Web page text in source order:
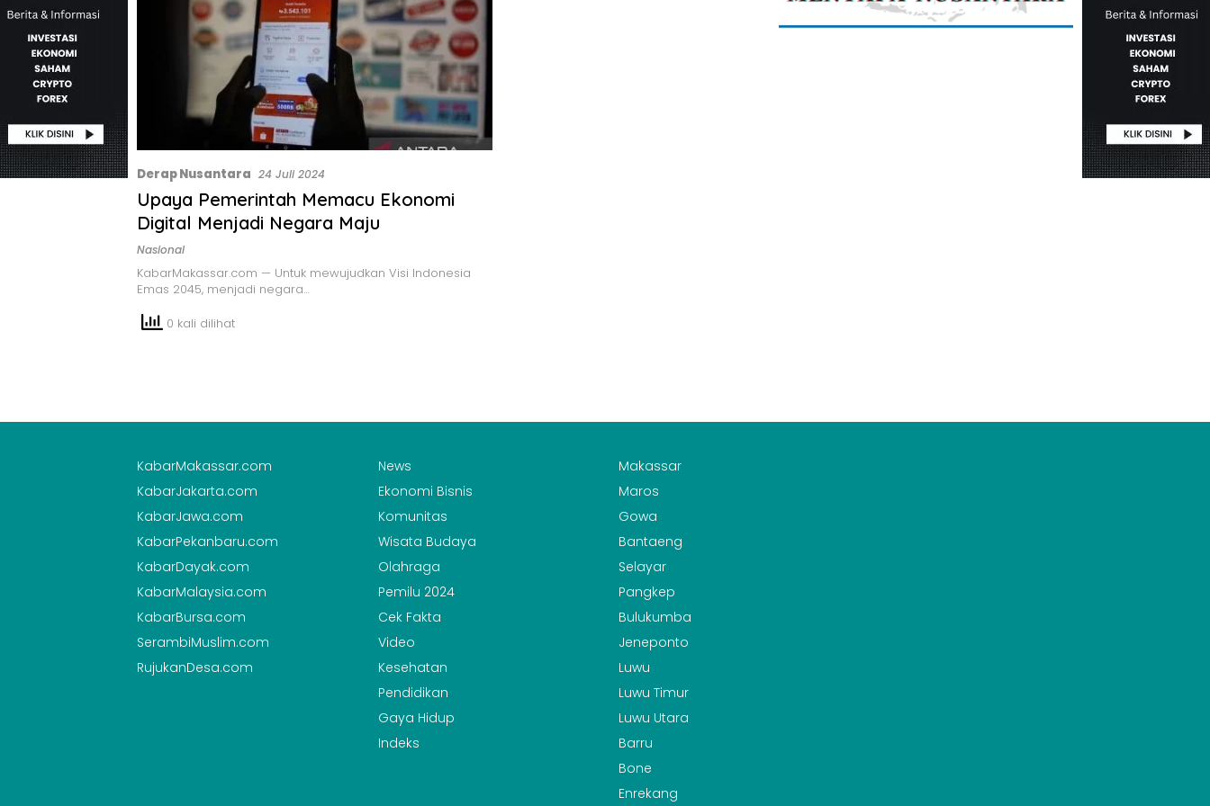
Derap Nusantara 24 Juli 2024
Upaya Pemerintah Memacu Ekonomi
Digital Menjadi Negara Maju
Nasional
KabarMakassar.com — Untuk mewujudkan Visi Indonesia
Emas 2045, menjadi negara…
0 kali dilihat
KabarMakassar.com
KabarJakarta.com
KabarJawa.com
KabarPekanbaru.com
KabarDayak.com
KabarMalaysia.com
KabarBursa.com
SerambiMuslim.com
RujukanDesa.com
News
Ekonomi Bisnis
Komunitas
Wisata Budaya
Olahraga
Pemilu 2024
Cek Fakta
Video
Kesehatan
Pendidikan
Gaya Hidup
Indeks
Makassar
Maros
Gowa
Bantaeng
Selayar
Pangkep
Bulukumba
Jeneponto
Luwu
Luwu Timur
Luwu Utara
Barru
Bone
Enrekang